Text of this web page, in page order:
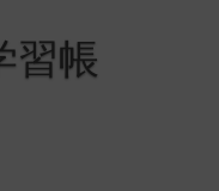
習帳